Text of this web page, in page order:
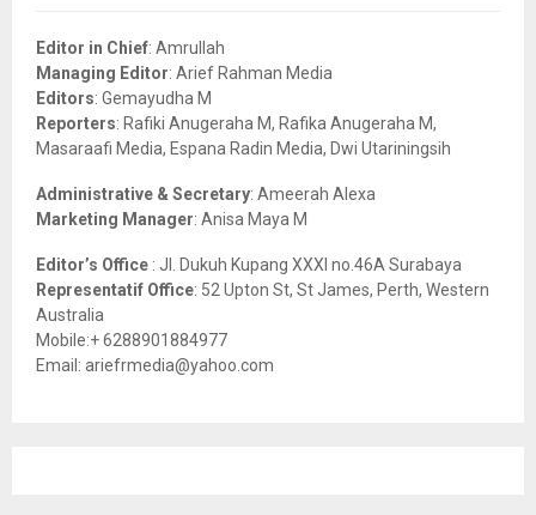
o
r
:
Editor in Chief: Amrullah
Managing Editor: Arief Rahman Media
Editors: Gemayudha M
Reporters: Rafiki Anugeraha M, Rafika Anugeraha M,
Masaraafi Media, Espana Radin Media, Dwi Utariningsih
Administrative & Secretary: Ameerah Alexa
Marketing Manager: Anisa Maya M
Editor’s Office : Jl. Dukuh Kupang XXXI no.46A Surabaya
Representatif Office: 52 Upton St, St James, Perth, Western
Australia
Mobile:+ 6288901884977
Email: ariefrmedia@yahoo.com